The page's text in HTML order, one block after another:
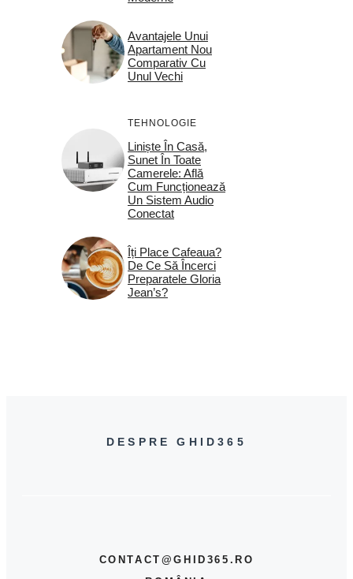
Avantajele Unui
Apartament Nou
Comparativ Cu
Unul Vechi
TEHNOLOGIE
Liniște În Casă,
Sunet În Toate
Camerele: Află
Cum Funcționează
Un Sistem Audio
Conectat
Îți Place Cafeaua?
De Ce Să Încerci
Preparatele Gloria
Jean’s?
DESPRE GHID365
CONTACT@GHID365.RO